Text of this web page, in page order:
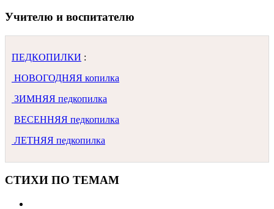
Учителю и воспитателю
ПЕДКОПИЛКИ :
НОВОГОДНЯЯ копилка
ЗИМНЯЯ педкопилка
ВЕСЕННЯЯ педкопилка
ЛЕТНЯЯ педкопилка
СТИХИ ПО ТЕМАМ